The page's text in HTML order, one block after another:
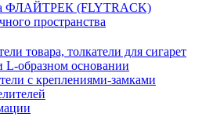
ФЛАЙТРЕК (FLYTRACK)
пространства
товара, толкатели для сигарет
L-образном основании
с креплениями-замками